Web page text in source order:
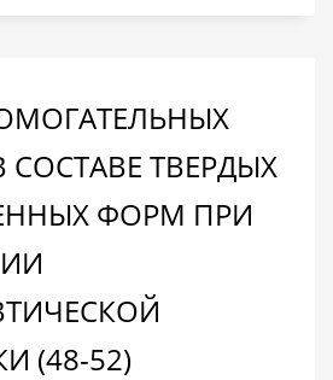
СОСТАВЕ ТВЕРДЫХ
ФОРМ ПРИ
(48-52)